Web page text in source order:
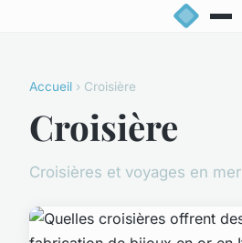
Accueil › Croisière
Croisière
Croisières et voyages en mer